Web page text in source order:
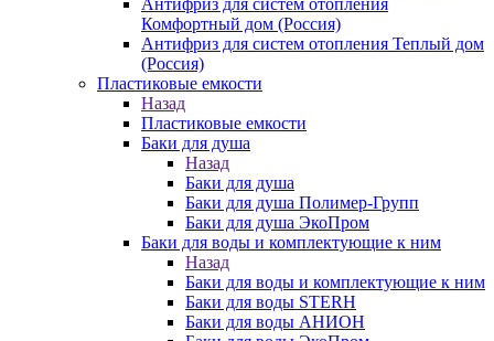
Антифриз для систем отопления
Комфортный дом (Россия)
Антифриз для систем отопления Теплый дом
(Россия)
Пластиковые емкости
Назад
Пластиковые емкости
Баки для душа
Назад
Баки для душа
Баки для душа Полимер-Групп
Баки для душа ЭкоПром
Баки для воды и комплектующие к ним
Назад
Баки для воды и комплектующие к ним
Баки для воды STERH
Баки для воды АНИОН